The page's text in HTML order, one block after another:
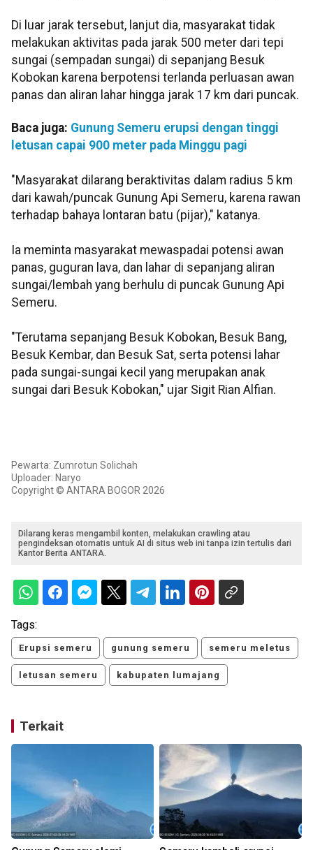
Di luar jarak tersebut, lanjut dia, masyarakat tidak
melakukan aktivitas pada jarak 500 meter dari tepi
sungai (sempadan sungai) di sepanjang Besuk
Kobokan karena berpotensi terlanda perluasan awan
panas dan aliran lahar hingga jarak 17 km dari puncak.
Baca juga: Gunung Semeru erupsi dengan tinggi
letusan capai 900 meter pada Minggu pagi
"Masyarakat dilarang beraktivitas dalam radius 5 km
dari kawah/puncak Gunung Api Semeru, karena rawan
terhadap bahaya lontaran batu (pijar)," katanya.
Ia meminta masyarakat mewaspadai potensi awan
panas, guguran lava, dan lahar di sepanjang aliran
sungai/lembah yang berhulu di puncak Gunung Api
Semeru.
"Terutama sepanjang Besuk Kobokan, Besuk Bang,
Besuk Kembar, dan Besuk Sat, serta potensi lahar
pada sungai-sungai kecil yang merupakan anak
sungai dari Besuk Kobokan," ujar Sigit Rian Alfian.
Pewarta: Zumrotun Solichah
Uploader: Naryo
Copyright © ANTARA BOGOR 2026
Dilarang keras mengambil konten, melakukan crawling atau
pengindeksan otomatis untuk AI di situs web ini tanpa izin tertulis dari
Kantor Berita ANTARA.
Tags:
Erupsi semeru gunung semeru semeru meletus
letusan semeru kabupaten lumajang
Terkait